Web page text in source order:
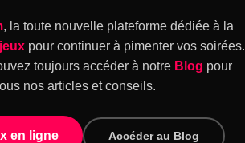
, la toute nouvelle plateforme dédiée à la
pour continuer à pimenter vos soirées.
toujours accéder à notre Blog pour
nos articles et conseils.
en ligne Accéder au Blog